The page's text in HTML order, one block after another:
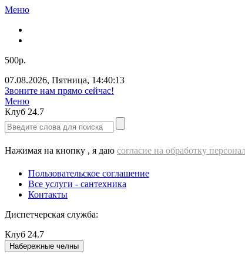
Меню
500р.
07.08.2026, Пятница, 14:40:13
Звоните нам прямо сейчас!
Меню
Клуб 24.7
Нажимая на кнопку , я даю согласие на обработку
Пользовательское соглашение
Все услуги - cантехника
Контакты
Диспетчерская служба:
Клуб 24.7
Набережные челны